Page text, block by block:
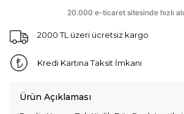
2000 TL üzeri ücretsiz kargo
Kredi Kartına Taksit İmkanı
Ürün Açıklaması